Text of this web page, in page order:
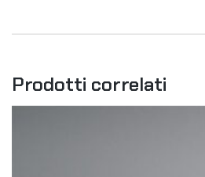
Prodotti correlati